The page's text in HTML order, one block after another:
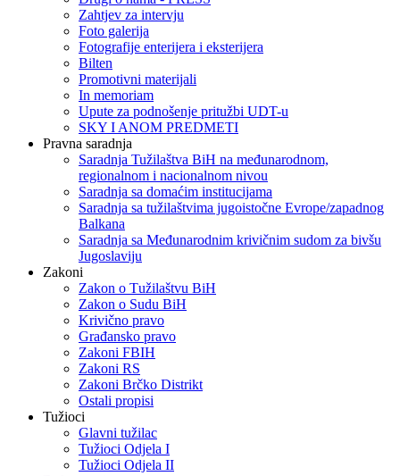
Zahtjev za intervju
Foto galerija
Fotografije enterijera i eksterijera
Bilten
Promotivni materijali
In memoriam
Upute za podnošenje pritužbi UDT-u
SKY I ANOM PREDMETI
Pravna saradnja
Saradnja Tužilaštva BiH na međunarodnom,
regionalnom i nacionalnom nivou
Saradnja sa domaćim institucijama
Saradnja sa tužilaštvima jugoistočne Evrope/zapadnog
Balkana
Saradnja sa Međunarodnim krivičnim sudom za bivšu
Jugoslaviju
Zakoni
Zakon o Тužilaštvu BiH
Zakon o Sudu BiH
Krivično pravo
Građansko pravo
Zakoni FBIH
Zakoni RS
Zakoni Brčko Distrikt
Ostali propisi
Tužioci
Glavni tužilac
Tužioci Odjela I
Tužioci Odjela II